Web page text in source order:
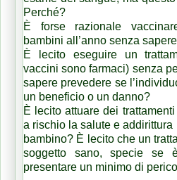
Perché?
È forse razionale
bambini all’anno senza
È lecito eseguire un
vaccini sono farmaci) senza
sapere prevedere se
un beneficio o un danno?
È lecito attuare dei
a rischio la salute e addirittura
bambino? È lecito che un
soggetto sano, specie se
presentare un minimo di